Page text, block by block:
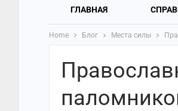
ГЛАВНАЯ
Home Блог Места силы